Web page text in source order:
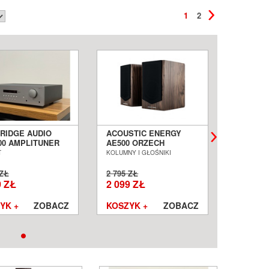
1 2
AUDIO
AMPLITUNER
SALON
ZŁ
+ ZOBACZ
ACOUSTIC ENERGY
AE500 ORZECH
KOLUMNY
POZNAŃ WROCŁAW ---
EX DEMO ---
KOLUMNY I GŁOŚNIKI
2 795 ZŁ
2 099 ZŁ
KOSZYK + ZOBACZ